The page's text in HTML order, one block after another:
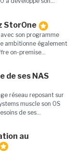
StorOne
son programme
ambitionne également
on-premise...
de ses NAS
réseau reposant sur
muscle son OS
de ses...
au